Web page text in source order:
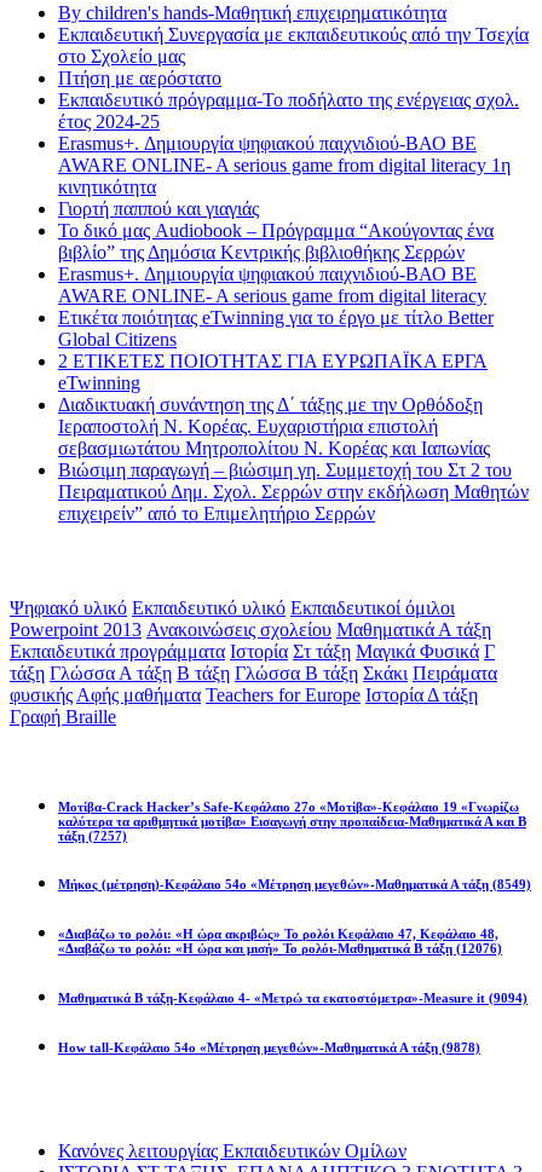
By children's hands-Μαθητική επιχειρηματικότητα
Εκπαιδευτική Συνεργασία με εκπαιδευτικούς από την Τσεχία
στο Σχολείο μας
Πτήση με αερόστατο
Εκπαιδευτικό πρόγραμμα-Το ποδήλατο της ενέργειας σχολ.
έτος 2024-25
Erasmus+. Δημιουργία ψηφιακού παιχνιδιού-ΒΑΟ BE
AWARE ONLINE- A serious game from digital literacy 1η
κινητικότητα
Γιορτή παππού και γιαγιάς
Το δικό μας Audiobook – Πρόγραμμα “Ακούγοντας ένα
βιβλίο” της Δημόσια Κεντρικής βιβλιοθήκης Σερρών
Erasmus+. Δημιουργία ψηφιακού παιχνιδιού-ΒΑΟ BE
AWARE ONLINE- A serious game from digital literacy
Ετικέτα ποιότητας eTwinning για το έργο με τίτλο Better
Global Citizens
2 ΕΤΙΚΕΤΕΣ ΠΟΙΟΤΗΤΑΣ ΓΙΑ ΕΥΡΩΠΑΪΚΑ ΕΡΓΑ
eTwinning
Διαδικτυακή συνάντηση της Δ΄ τάξης με την Ορθόδοξη
Ιεραποστολή Ν. Κορέας. Ευχαριστήρια επιστολή
σεβασμιωτάτου Μητροπολίτου Ν. Κορέας και Ιαπωνίας
Βιώσιμη παραγωγή – βιώσιμη γη. Συμμετοχή του Στ 2 του
Πειραματικού Δημ. Σχολ. Σερρών στην εκδήλωση Μαθητών
επιχειρείν” από το Επιμελητήριο Σερρών
Ψηφιακό υλικό Εκπαιδευτικό υλικό Εκπαιδευτικοί όμιλοι
Powerpoint 2013 Ανακοινώσεις σχολείου Μαθηματικά Α τάξη
Εκπαιδευτικά προγράμματα Ιστορία Στ τάξη Μαγικά Φυσικά Γ
τάξη Γλώσσα Α τάξη Β τάξη Γλώσσα Β τάξη Σκάκι Πειράματα
φυσικής Αφής μαθήματα Teachers for Europe Ιστορία Δ τάξη
Γραφή Braille
Μοτίβα-Crack Hacker’s Safe-Κεφάλαιο 27ο «Μοτίβα»-Κεφάλαιο 19 «Γνωρίζω
καλύτερα τα αριθμητικά μοτίβα» Εισαγωγή στην προπαίδεια-Μαθηματικά Α και Β
τάξη (7257)
Μήκος (μέτρηση)-Κεφάλαιο 54ο «Μέτρηση μεγεθών»-Μαθηματικά Α τάξη (8549)
«Διαβάζω το ρολόι: «Η ώρα ακριβώς» Το ρολόι Κεφάλαιο 47, Κεφάλαιο 48,
«Διαβάζω το ρολόι: «Η ώρα και μισή» Το ρολόι-Μαθηματικά Β τάξη (12076)
Μαθηματικά Β τάξη-Κεφάλαιο 4- «Μετρώ τα εκατοστόμετρα»-Measure it (9094)
How tall-Κεφάλαιο 54ο «Μέτρηση μεγεθών»-Μαθηματικά Α τάξη (9878)
Κανόνες λειτουργίας Εκπαιδευτικών Ομίλων